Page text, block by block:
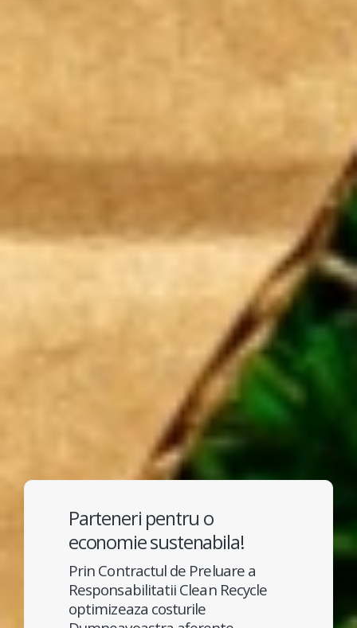
Parteneri pentru o
economie sustenabila!
Prin Contractul de Preluare a
Responsabilitatii Clean Recycle
optimizeaza costurile